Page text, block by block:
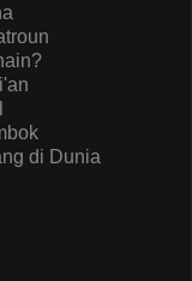
di Dunia